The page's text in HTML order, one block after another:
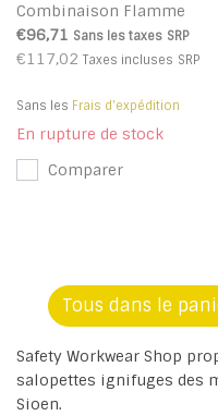
Combinaison Flamme
Résistant et Antistatique
350g - Grey T - T
€96,71 Sans les taxes SRP
€117,02 Taxes incluses SRP
Sans les Frais d'expédition
En rupture de stock
Comparer
Tous dans le
Safety Workwear Shop
salopettes ignifuges des
Sioen.